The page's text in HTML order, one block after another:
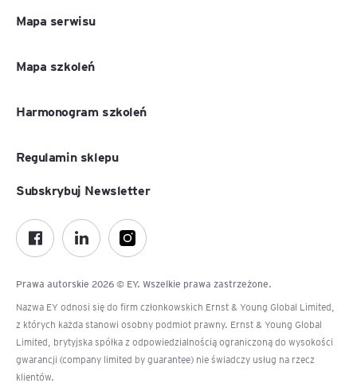
Mapa serwisu
Mapa szkoleń
Harmonogram szkoleń
Regulamin sklepu
Prawa autorskie 2026 © EY. Wszelkie prawa zastrzeżone.
Nazwa EY odnosi się do firm członkowskich Ernst & Young Global Limited,
z których każda stanowi osobny podmiot prawny. Ernst & Young Global
Limited, brytyjska spółka z odpowiedzialnością ograniczoną do wysokości
gwarancji (company limited by guarantee) nie świadczy usług na rzecz
klientów.
Subskrybuj Newsletter